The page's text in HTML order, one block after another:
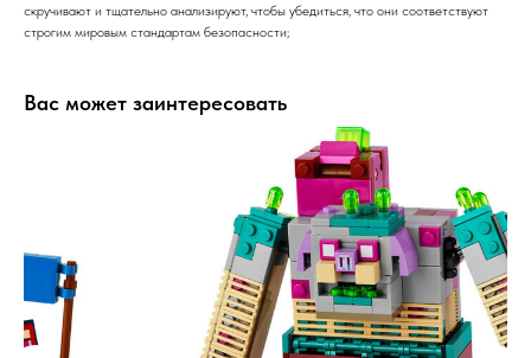
скручивают и тщательно анализируют, чтобы убедиться, что они соответствуют
строгим мировым стандартам безопасности;
Вас может заинтересовать